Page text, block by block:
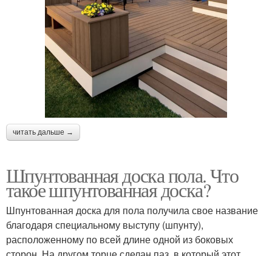
читать дальше →
Шпунтованная доска пола. Что
такое шпунтованная доска?
Шпунтованная доска для пола получила свое название
благодаря специальному выступу (шпунту),
расположенному по всей длине одной из боковых